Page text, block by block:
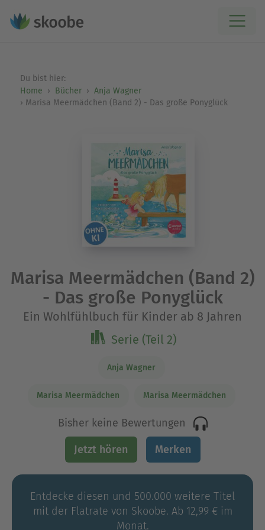
Du bist hier:
Home
Bücher
Anja Wagner
Marisa Meermädchen (Band 2) - Das große Ponyglück
Marisa Meermädchen (Band 2)
- Das große Ponyglück
Ein Wohlfühlbuch für Kinder ab 8 Jahren
Serie (Teil 2)
Anja Wagner
Marisa Meermädchen Marisa Meermädchen
Bisher keine Bewertungen
Jetzt hören Merken
Entdecke diesen und 500.000 weitere Titel
mit der Flatrate von Skoobe. Ab 12,99 € im
Monat.